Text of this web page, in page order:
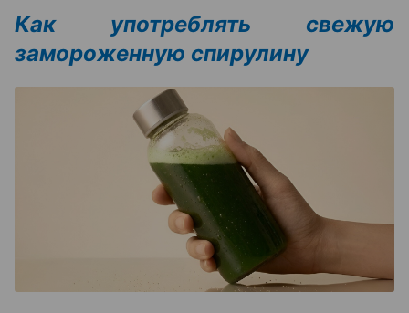
Как употреблять свежую
замороженную спирулину